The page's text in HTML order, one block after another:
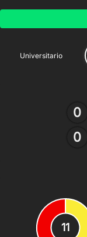
Universitario
0
0
11